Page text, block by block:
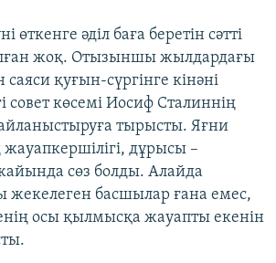
өткенге әділ баға беретін сәтті
жоқ. Отызыншы жылдардағы
қуғын-сүргінге кінәні
совет көсемі Иосиф Сталиннің
тырысты. Яғни
дұрысы –
сөз болды. Алайда
жекелеген басшылар ғана емес,
осы қылмысқа жауапты екенін